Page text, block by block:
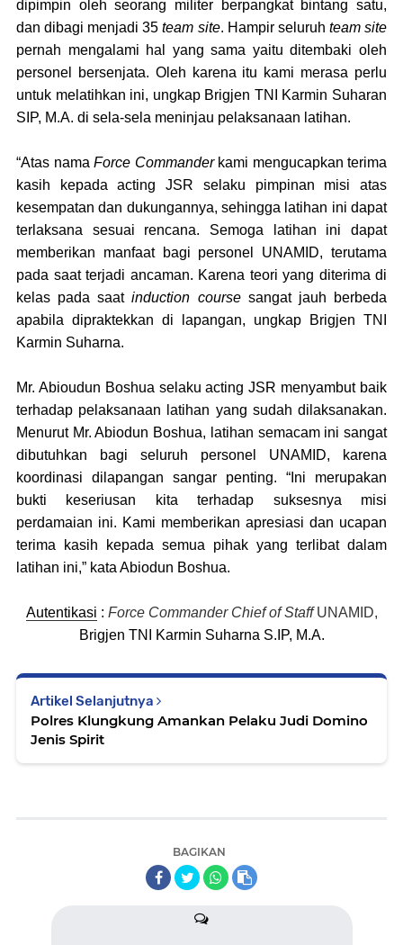
dipimpin oleh seorang militer berpangkat bintang satu,
dan dibagi menjadi 35team site. Hampir seluruh team site
pernah mengalami hal yang sama yaitu ditembaki oleh
personel bersenjata. Oleh karena itu kami merasa perlu
untuk melatihkan ini, ungkap Brigjen TNI Karmin Suharan
SIP, M.A. di sela-sela meninjau pelaksanaan latihan.
“Atas nama Force Commanderkami mengucapkan terima
kasih kepadaacting JSR selaku pimpinan misi atas
kesempatan dan dukungannya, sehingga latihan ini dapat
terlaksana sesuai rencana. Semoga latihan ini dapat
memberikan manfaat bagi personel UNAMID, terutama
pada saat terjadi ancaman. Karena teori yang diterima di
kelas pada saatinduction coursesangat jauh berbeda
apabila dipraktekkan di lapangan, ungkap Brigjen TNI
Karmin Suharna.
Mr. Abioudun Boshua selaku acting JSR menyambut baik
terhadap pelaksanaan latihan yang sudah dilaksanakan.
Menurut Mr. Abiodun Boshua, latihan semacam ini sangat
dibutuhkan bagi seluruh personel UNAMID, karena
koordinasi dilapangan sangar penting.
“Ini merupakan
bukti keseriusan kita terhadap suksesnya misi
perdamaian ini. Kami memberikan apresiasi dan ucapan
terima kasih kepada semua pihak yang terlibat dalam
latihan ini,” kata Abiodun Boshua.
Autentikasi : Force Commander Chiefof Staff UNAMID,
Brigjen TNI Karmin Suharna S.IP, M.A.
Artikel Selanjutnya
Polres Klungkung Amankan Pelaku Judi Domino
Jenis Spirit
BAGIKAN